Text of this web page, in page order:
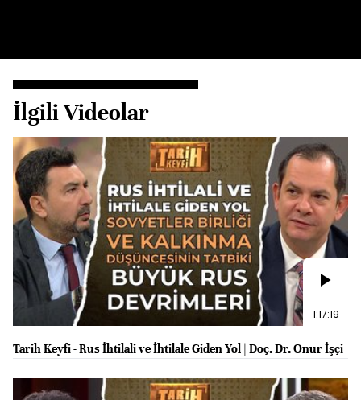
İlgili Videolar
1:17:19
Tarih Keyfi - Rus İhtilali ve İhtilale Giden Yol | Doç. Dr. Onur İşçi